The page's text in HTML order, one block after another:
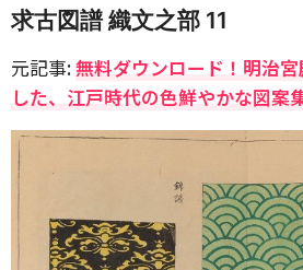
求古図譜 織文之部 11
元記事:無料ダウンロード！明治
した、江戸時代の色鮮やかな図案